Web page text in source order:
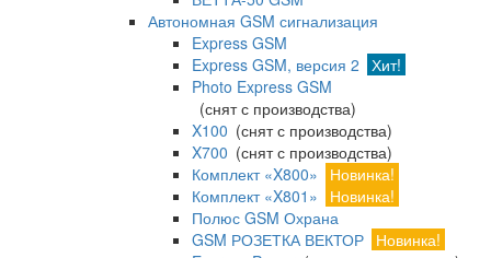
Автономная GSM сигнализация
Express GSM
Express GSM, версия 2 Хит!
Photo Express GSM
(снят с производства)
X100 (снят с производства)
X700 (снят с производства)
Комплект «X800»
Новинка!
Комплект «X801»
Новинка!
Полюс GSM Охрана
GSM РОЗЕТКА ВЕКТОР Новинка!